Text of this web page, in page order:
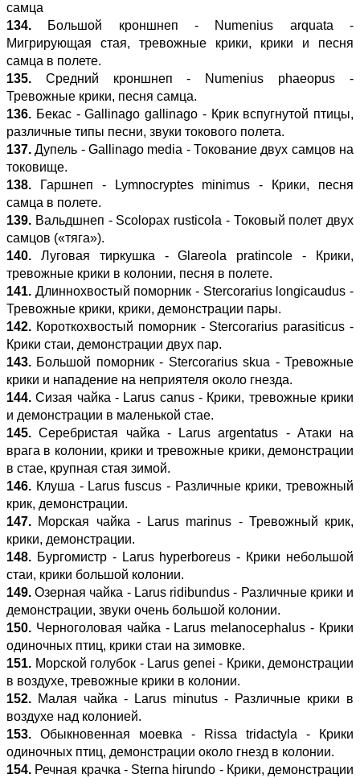
самца
134. Большой кроншнеп - Numenius arquata -
Мигрирующая стая, тревожные крики, крики и песня
самца в полете.
135. Средний кроншнеп - Numenius phaeopus -
Тревожные крики, песня самца.
136. Бекас - Gallinago gallinago - Крик вспугнутой птицы,
различные типы песни, звуки токового полета.
137. Дупель - Gallinago media - Токование двух самцов на
токовище.
138. Гаршнеп - Lymnocryptes minimus - Крики, песня
самца в полете.
139. Вальдшнеп - Scolopax rusticola - Токовый полет двух
самцов («тяга»).
140. Луговая тиркушка - Glareola pratincole - Крики,
тревожные крики в колонии, песня в полете.
141. Длиннохвостый поморник - Stercorarius longicaudus -
Тревожные крики, крики, демонстрации пары.
142. Короткохвостый поморник - Stercorarius parasiticus -
Крики стаи, демонстрации двух пар.
143. Большой поморник - Stercorarius skua - Тревожные
крики и нападение на неприятеля около гнезда.
144. Сизая чайка - Larus canus - Крики, тревожные крики
и демонстрации в маленькой стае.
145. Серебристая чайка - Larus argentatus - Атаки на
врага в колонии, крики и тревожные крики, демонстрации
в стае, крупная стая зимой.
146. Клуша - Larus fuscus - Различные крики, тревожный
крик, демонстрации.
147. Морская чайка - Larus marinus - Тревожный крик,
крики, демонстрации.
148. Бургомистр - Larus hyperboreus - Крики небольшой
стаи, крики большой колонии.
149. Озерная чайка - Larus ridibundus - Различные крики и
демонстрации, звуки очень большой колонии.
150. Черноголовая чайка - Larus melanocephalus - Крики
одиночных птиц, крики стаи на зимовке.
151. Морской голубок - Larus genei - Крики, демонстрации
в воздухе, тревожные крики в колонии.
152. Малая чайка - Larus minutus - Различные крики в
воздухе над колонией.
153. Обыкновенная моевка - Rissa tridactyla - Крики
одиночных птиц, демонстрации около гнезд в колонии.
154. Речная крачка - Sterna hirundo - Крики, демонстрации